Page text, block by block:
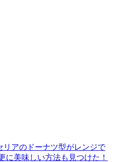
リアのドーナツ型がレンジで
美味しい方法も見つけた！